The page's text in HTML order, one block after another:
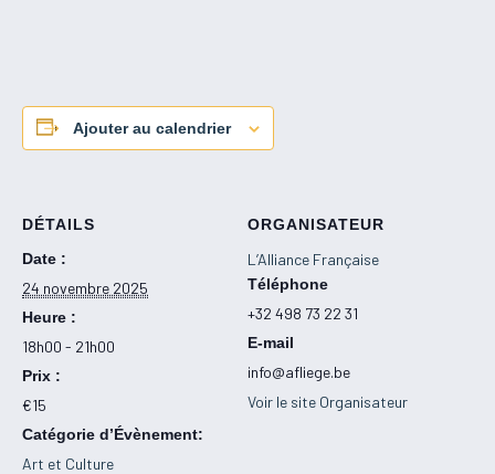
Ajouter au calendrier
DÉTAILS
Date :
24 novembre 2025
Heure :
18h00 - 21h00
Prix :
€15
Catégorie d’Évènement:
Art et Culture
ORGANISATEUR
L’Alliance Française
Téléphone
+32 498 73 22 31
E-mail
info@afliege.be
Voir le site Organisateur